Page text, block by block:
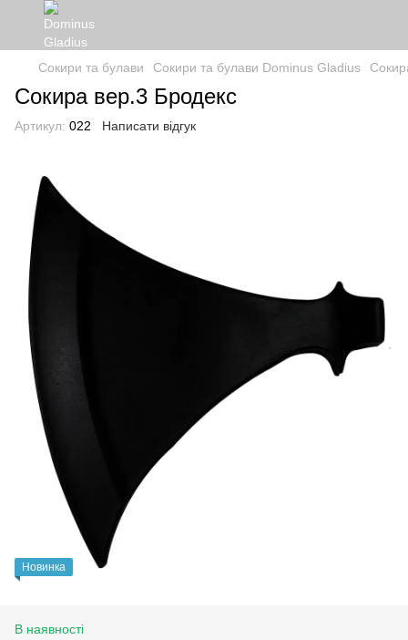
Сокири та булави Сокири та булави Dominus Gladius
Сокира вер.3 Бродекс
Артикул: 022 Написати відгук
Новинка
В наявності